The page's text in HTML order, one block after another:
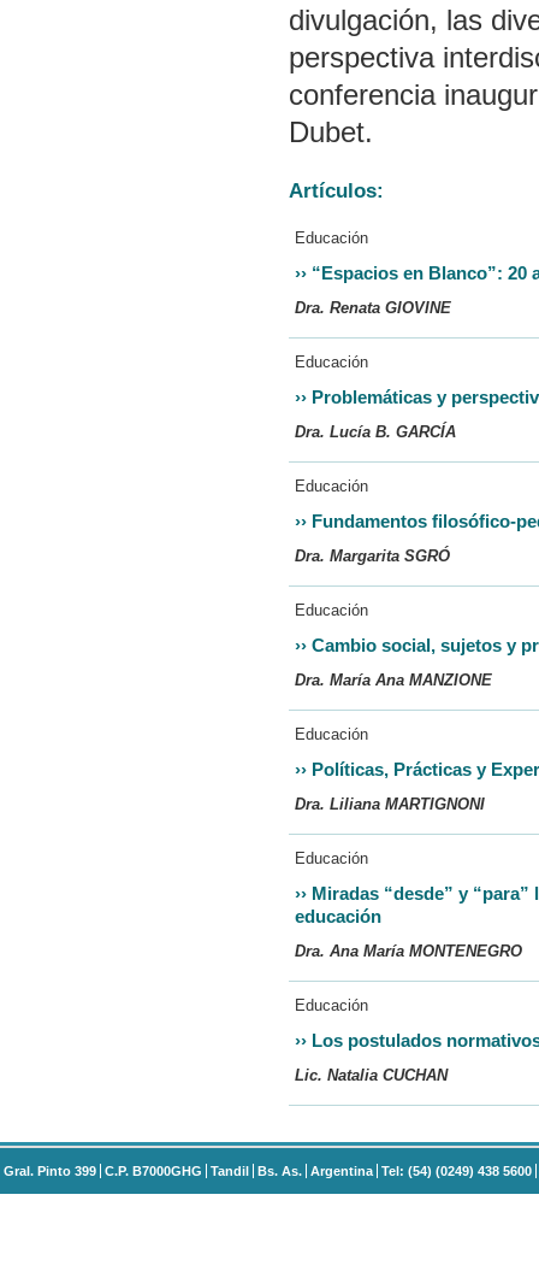
divulgación, las
perspectiva
conferencia
Dubet.
Artículos:
Educación
›› “Espacios en Blanco”: 20
Dra. Renata GIOVINE
Educación
›› Problemáticas y
Dra. Lucía B. GARCÍA
Educación
›› Fundamentos filosófico-
Dra. Margarita SGRÓ
Educación
›› Cambio social, sujetos y
Dra. María Ana MANZIONE
Educación
›› Políticas, Prácticas y
Dra. Liliana MARTIGNONI
Educación
›› Miradas “desde” y
educación
Dra. Ana María MONTENEGRO
Educación
›› Los postulados
Lic. Natalia CUCHAN
Gral. Pinto 399 C.P. B7000GHG Tandil Bs. As. Argentina Tel: (54) (0249) 438 5600